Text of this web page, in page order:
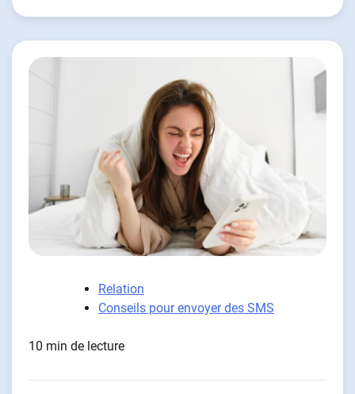
Relation
Conseils pour envoyer des SMS
10 min de lecture